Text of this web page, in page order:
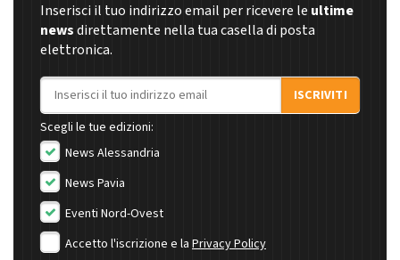
Inserisci il tuo indirizzo email per ricevere le ultime
newsdirettamente nella tua casella di posta
elettronica.
Indirizzo email
ISCRIVITI
Scegli le tue edizioni:
News Alessandria
News Pavia
Eventi Nord-Ovest
Accetto l'iscrizione e la Privacy Policy